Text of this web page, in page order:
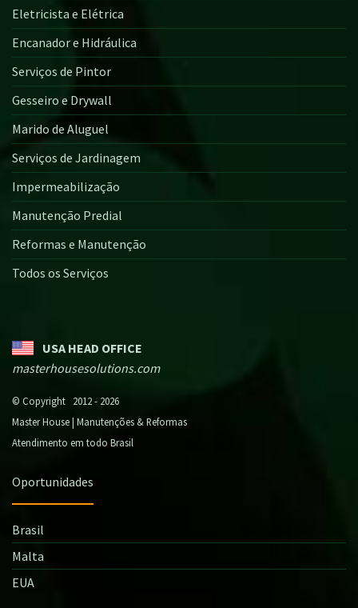
Eletricista e Elétrica
Encanador e Hidráulica
Serviços de Pintor
Gesseiro e Drywall
Marido de Aluguel
Serviços de Jardinagem
Impermeabilização
Manutenção Predial
Reformas e Manutenção
Todos os Serviços
USA HEAD OFFICE
masterhousesolutions.com
© Copyright 2012 - 2026
Master House | Manutenções & Reformas
Atendimento em todo Brasil
Oportunidades
Brasil
Malta
EUA